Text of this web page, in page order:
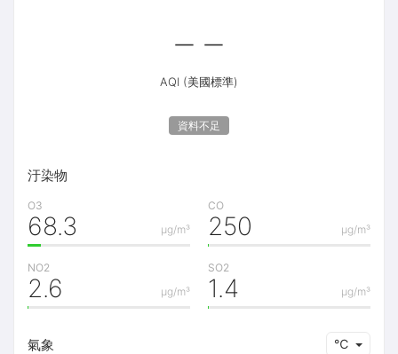
AQI (美國標準)
資料不足
--
汙染物
O3
μg/m³
68.3
CO
μg/m³
250
NO2
μg/m³
2.6
SO2
μg/m³
1.4
氣象 ℃